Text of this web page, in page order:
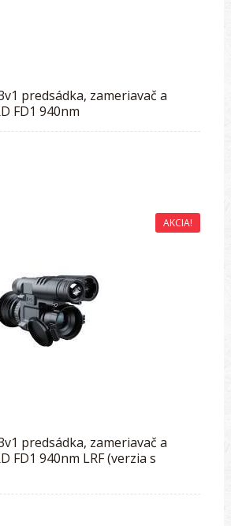
predsádka, zameriavač a
FD1 940nm
AKCIA!
predsádka, zameriavač a
FD1 940nm LRF (verzia s